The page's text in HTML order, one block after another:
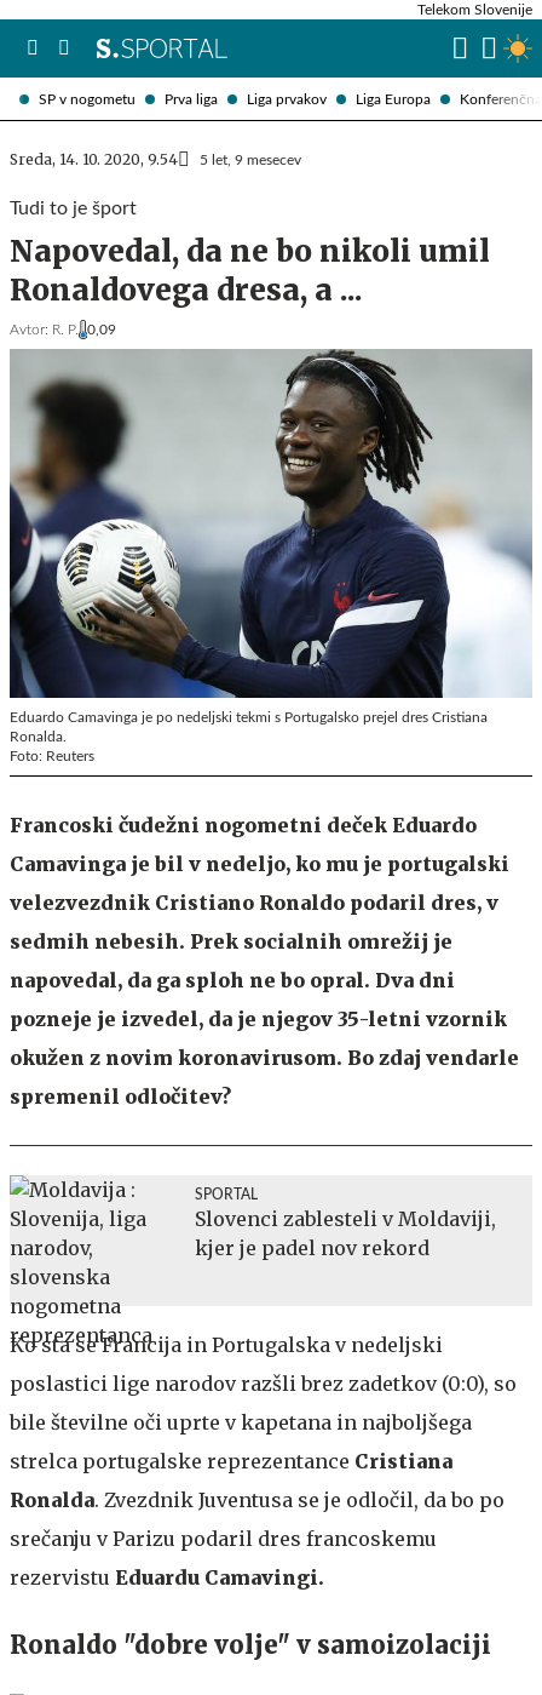
SP v nogometu Prva liga Liga prvakov Liga Europa
Telekom Slovenije
Sreda, 14. 10. 2020, 9.54 5 let, 9 mesecev
Tudi to je šport
Napovedal, da ne bo nikoli umil
Ronaldovega dresa, a ...
Avtor: R. P. 0,09
Eduardo Camavinga je po nedeljski tekmi s Portugalsko prejel dres Cristiana
Ronalda.
Foto: Reuters
Francoski čudežni nogometni deček Eduardo
Camavinga je bil v nedeljo, ko mu je portugalski
velezvezdnik Cristiano Ronaldo podaril dres, v
sedmih nebesih. Prek socialnih omrežij je
napovedal, da ga sploh ne bo opral. Dva dni
pozneje je izvedel, da je njegov 35-letni vzornik
okužen z novim koronavirusom. Bo zdaj vendarle
spremenil odločitev?
SPORTAL
Slovenci zablesteli v Moldaviji,
kjer je padel nov rekord
Ko sta se Francija in Portugalska v nedeljski
poslastici lige narodov razšli brez zadetkov (0:0), so
bile številne oči uprte v kapetana in najboljšega
strelca portugalske reprezentance Cristiana
Ronalda. Zvezdnik Juventusa se je odločil, da bo po
srečanju v Parizu podaril dres francoskemu
rezervistu Eduardu Camavingi.
Ronaldo "dobre volje" v samoizolaciji